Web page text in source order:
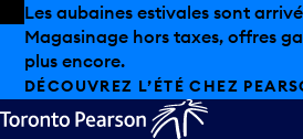
Skip to offers
Passer au contenu principal
Les aubaines estivales sont
Magasinage hors taxes, offres
plus encore.
DÉCOUVREZ L’ÉTÉ CHEZ